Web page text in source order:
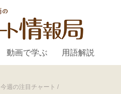
動画で学ぶ 用語解説
今週の注目チャート /